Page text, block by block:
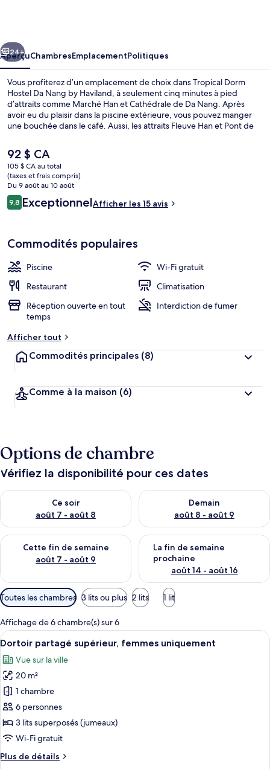
Da
Nang
by
Haviland
Suivant
24+
AperçuChambresEmplacementPolitiques
Vous profiterez d’un emplacement de choix dans Tropical Dorm
Hostel Da Nang by Haviland, à seulement cinq minutes à pied
d’attraits comme Marché Han et Cathédrale de Da Nang. Après
avoir eu du plaisir dans la piscine extérieure, vous pouvez manger
une bouchée dans le café. Aussi, les attraits Fleuve Han et Pont de
Le
prix
actuel
est
de 92 $ CA
92 $ CA
105 $ CA au total
(taxes et frais compris)
Du 9 août au 10 août
Avis
9,89,8 sur 10 –
ExceptionnelAfficher les 15 avis
Commodités populaires
Piscine
Wi-Fi gratuit
Restaurant
Climatisation
Réception ouverte en tout
temps
Interdiction de fumer
Afficher tout
Commodités principales (8)
Comme à la maison (6)
Options de chambre
Vérifiez la disponibilité pour ces dates
Ce soir
août 7 - août 8
Vérifier la disponibilité pour ce soir août 7 - août 8
Demain
août 8 - août 9
Vérifier la disponibilité pour
Cette fin de semaine
août 7 - août 9
Vérifier la disponibilité pour cette fin de semaine août 7 -
La fin de semaine
prochaine
août 14 - août 16
Vérifier la disponibilité pour
Filtres
disponibles
pour
les
chambres
Toutes les chambres 3 lits ou plus 2 lits 1 lit
Affichage de 6 chambre(s) sur 6
Afficher
toutes
les
photos
pour
ce
type
de
chambre :
Dortoir
Une chambre avec des lits
6
Dortoir partagé supérieur, femmes uniquement
Vue sur la ville
20 m²
1 chambre
6 personnes
3 lits superposés (jumeaux)
Wi-Fi gratuit
Plus de détails
Plus